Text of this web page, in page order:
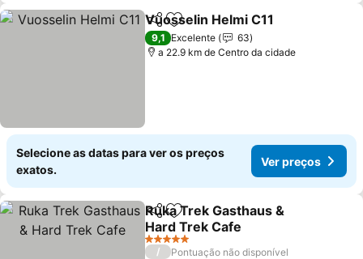
PartilharAdicionar aos favoritos
Vuosselin Helmi C11
9,1 Excelente
63
a 22.9 km de Centro da cidade
Selecione as datas para ver os preços
exatos.
Ver preços
PartilharAdicionar aos favoritos
Ruka Trek Gasthaus &
Hard Trek Cafe
Ver preços
5 Estrelas
/
Pontuação não disponível